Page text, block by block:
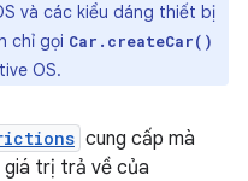
và các kiểu dáng thiết bị
chỉ gọi Car.createCar()
OS.
cung cấp mà
giá trị trả về của